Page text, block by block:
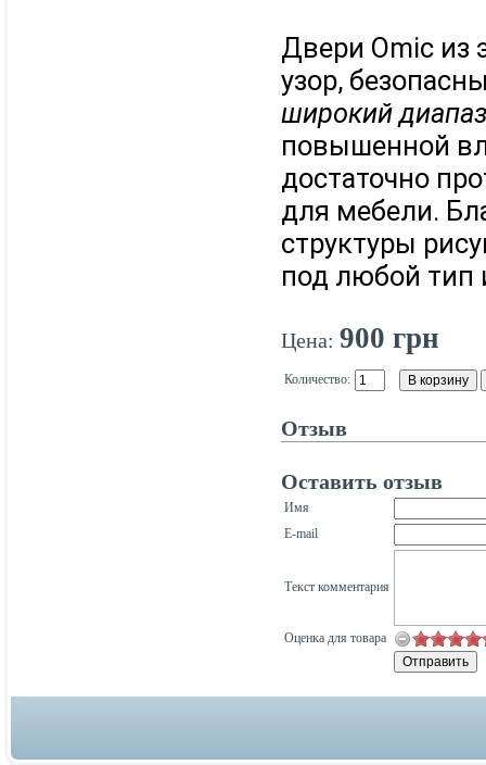
Двери Omic
узор,
широкий
повышенной
достаточно
для мебели.
структуры
под любой тип
Цена: 900 грн
Количество:
Отзыв
Оставить отзыв
Имя
E-mail
Текст комментария
Оценка для товара